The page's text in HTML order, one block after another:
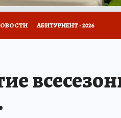
АБИТУРИЕНТ - 2026
ЗАДАЙ ВОПРОС ГАИ
ЧЕЛОВЕК ГОРОДА-2024